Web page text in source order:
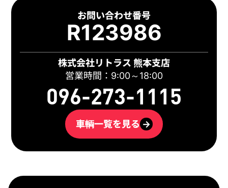
お問い合わせ番号
R123986
株式会社リトラス 熊本支店
営業時間：9:00～18:00
096-273-1115
車輌一覧を見る →